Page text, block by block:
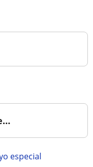
especial